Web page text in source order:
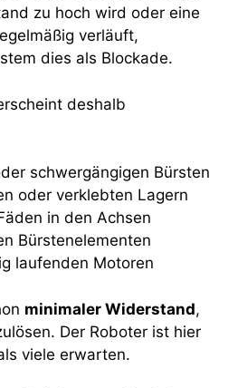
zu hoch wird oder eine
verläuft,
dies als Blockade.
deshalb
schwergängigen Bürsten
oder verklebten Lagern
in den Achsen
Bürstenelementen
laufenden Motoren
minimaler Widerstand,
Der Roboter ist hier
viele erwarten.